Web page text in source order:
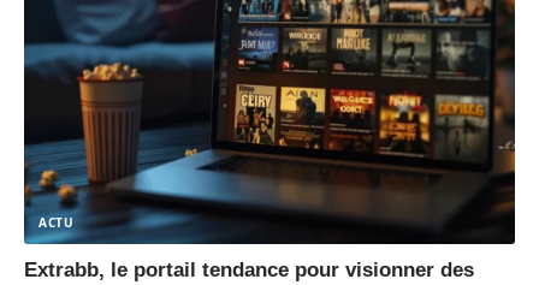
ACTU
Extrabb, le portail tendance pour visionner des